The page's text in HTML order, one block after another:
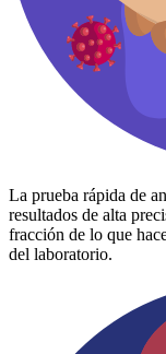
La prueba rápida de
resultados de alta
fracción de lo que
del laboratorio.